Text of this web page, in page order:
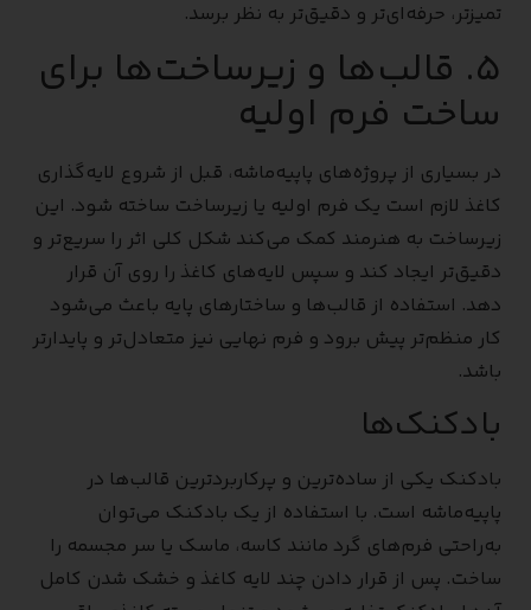
تمیزتر، حرفه‌ای‌تر و دقیق‌تر به نظر برسد.
۵. قالب‌ها و زیرساخت‌ها برای
ساخت فرم اولیه
در بسیاری از پروژه‌های پاپیه‌ماشه، قبل از شروع لایه‌گذاری
کاغذ لازم است یک فرم اولیه یا زیرساخت ساخته شود. این
زیرساخت به هنرمند کمک می‌کند شکل کلی اثر را سریع‌تر و
دقیق‌تر ایجاد کند و سپس لایه‌های کاغذ را روی آن قرار
دهد. استفاده از قالب‌ها و ساختارهای پایه باعث می‌شود
کار منظم‌تر پیش برود و فرم نهایی نیز متعادل‌تر و پایدارتر
باشد.
بادکنک‌ها
بادکنک یکی از ساده‌ترین و پرکاربردترین قالب‌ها در
پاپیه‌ماشه است. با استفاده از یک بادکنک می‌توان
به‌راحتی فرم‌های گرد مانند کاسه، ماسک یا سر مجسمه را
ساخت. پس از قرار دادن چند لایه کاغذ و خشک شدن کامل